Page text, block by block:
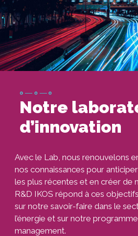
Notre
d’innovation
Avec le Lab, nous renouvelons
nos connaissances pour
les plus récentes et en créer de
R&D IKOS répond à ces
sur notre savoir-faire dans le
l’énergie et sur notre
management.